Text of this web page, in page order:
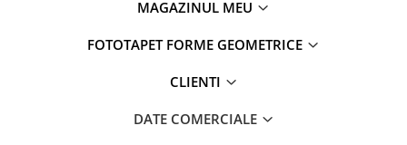
MAGAZINUL MEU
FOTOTAPET FORME GEOMETRICE
CLIENTI
DATE COMERCIALE